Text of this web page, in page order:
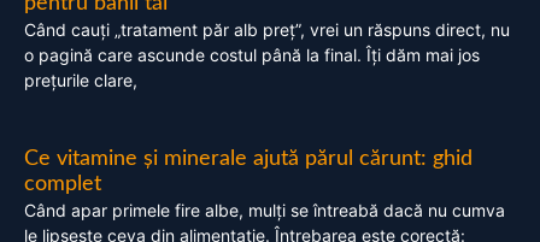
Când cauți „tratament păr alb preț”, vrei un răspuns direct, nu
o pagină care ascunde costul până la final. Îți dăm mai jos
prețurile clare,
Ce vitamine și minerale ajută părul cărunt: ghid
complet
Când apar primele fire albe, mulți se întreabă dacă nu cumva
le lipsește ceva din alimentație. Întrebarea este corectă: